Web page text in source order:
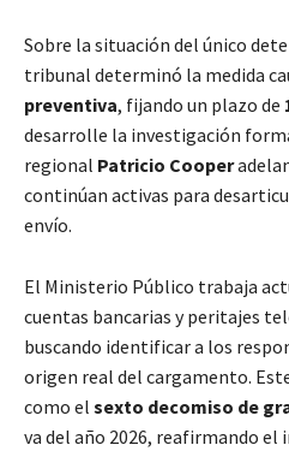
Sobre la situación del único
tribunal determinó la medida
preventiva, fijando un plazo de
desarrolle la investigación
regional Patricio Cooper
continúan activas para
envío.
El Ministerio Público trabaja
cuentas bancarias y peritajes
buscando identificar a los
origen real del cargamento.
como el sexto decomiso de
va del año 2026, reafirmando